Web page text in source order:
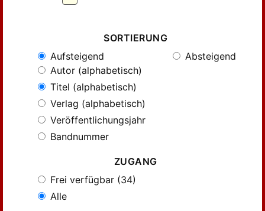
SORTIERUNG
Aufsteigend
Absteigend
Autor (alphabetisch)
Titel (alphabetisch)
Verlag (alphabetisch)
Veröffentlichungsjahr
Bandnummer
ZUGANG
Frei verfügbar (34)
Alle